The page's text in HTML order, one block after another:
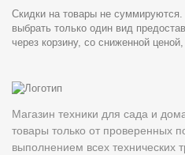
Скидки на товары не
выбрать только один вид
через корзину, со сниженной
Магазин техники для сада и
товары только от проверенных
выполнением всех технических